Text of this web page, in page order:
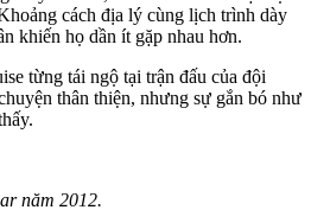
cách địa lý cùng lịch trình dày
khiến họ dần ít gặp nhau hơn.
từng tái ngộ tại trận đấu của đội
thân thiện, nhưng sự gắn bó như
năm 2012.